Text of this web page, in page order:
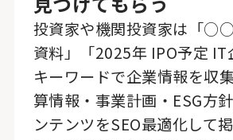
投資家や機関投資家は「
資料」「2025年 IPO予定 IT
キーワードで企業情報を収
算情報・事業計画・ESG方
ンテンツをSEO最適化して